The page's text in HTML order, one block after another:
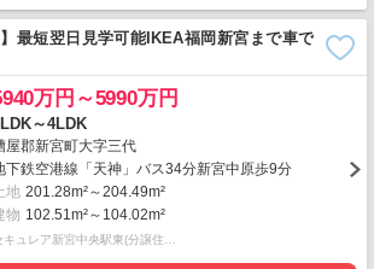
】最短翌日見学可能IKEA福岡新宮まで車で
万円～5990万円
～4LDK
屋郡新宮町大字三代
下鉄空港線「天神」バス34分新宮中原歩9分
地 201.28m²～204.49m²
物 102.51m²～104.02m²
キュレア新宮中央駅東(分譲住…